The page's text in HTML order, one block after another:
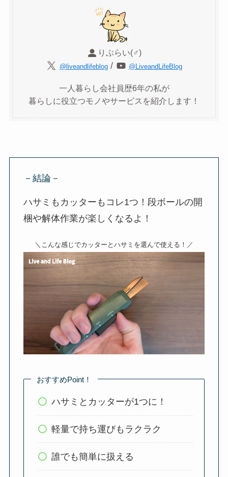
りぶらい(♂)
@liveandlifeblog / @LiveandLifeBlog
一人暮らし会社員歴6年の私が
暮らしに役立つモノやサービスを紹介します！
－結論－
ハサミもカッターもコレ1つ！段ボールの開
梱や解体作業が楽しくなるよ！
＼こんな感じでカッターとハサミを選んで使える！／
おすすめPoint！
ハサミとカッターが1つに！
軽量で持ち運びもラクラク
誰でも簡単に扱える